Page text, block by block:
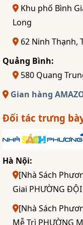
Khu phố Bình
Long
62 Ninh Thạnh,
Quảng Bình:
580 Quang
Gian hàng
Đối tác trưng
Hà Nội:
[Nhà Sách
Giai PHƯỜNG
[Nhà Sách
Mễ Trì PHƯỜNG